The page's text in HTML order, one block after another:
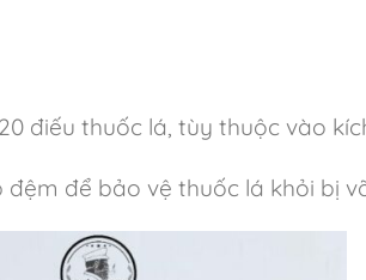
điếu thuốc lá, tùy thuộc vào
để bảo vệ thuốc lá khỏi bị